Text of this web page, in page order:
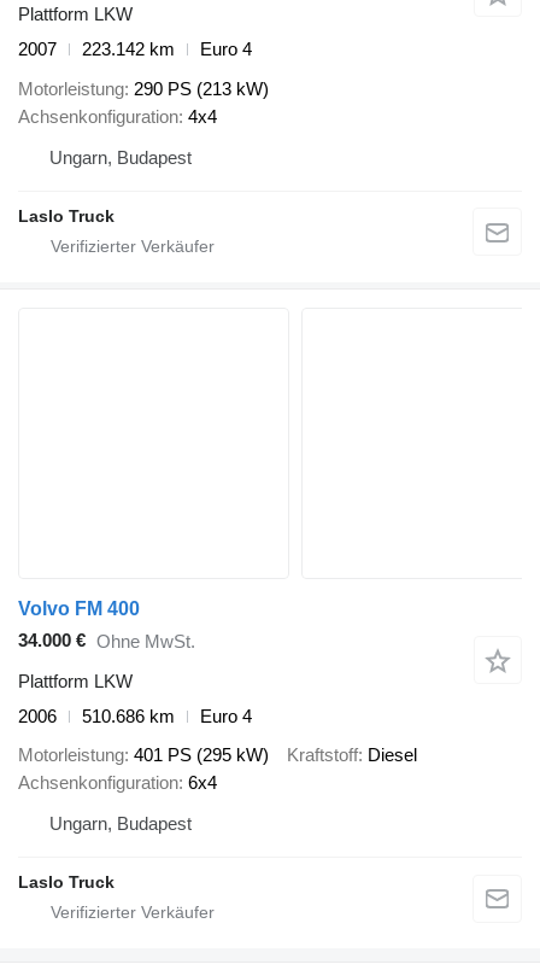
Plattform LKW
2007
223.142 km
Euro 4
Motorleistung 290 PS (213 kW)
Achsenkonfiguration 4x4
Ungarn, Budapest
Laslo Truck
Volvo FM 400
34.000 € Ohne MwSt.
Plattform LKW
2006
510.686 km
Euro 4
Motorleistung 401 PS (295 kW) Kraftstoff Diesel
Achsenkonfiguration 6x4
Ungarn, Budapest
Laslo Truck